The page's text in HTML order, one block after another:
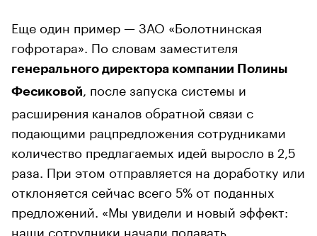
Еще один пример — ЗАО «Болотнинская
гофротара». По словам заместителя
генерального директора компании Полины
Фесиковой
, после запуска системы и
расширения каналов обратной связи с
подающими рацпредложения сотрудниками
количество предлагаемых идей выросло в 2,5
раза. При этом отправляется на доработку или
отклоняется сейчас всего 5% от поданных
предложений. «Мы увидели и новый эффект:
наши сотрудники начали подавать